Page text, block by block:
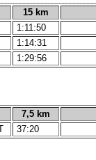
15 km
1:11:50
1:14:31
1:29:56
7,5 km
37:20